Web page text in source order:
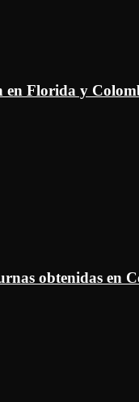
en Florida y
obtenidas en